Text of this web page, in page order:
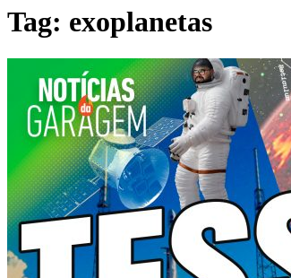
Tag: exoplanetas